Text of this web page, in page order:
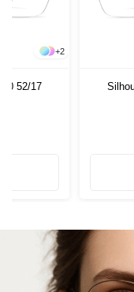
+2
52/17